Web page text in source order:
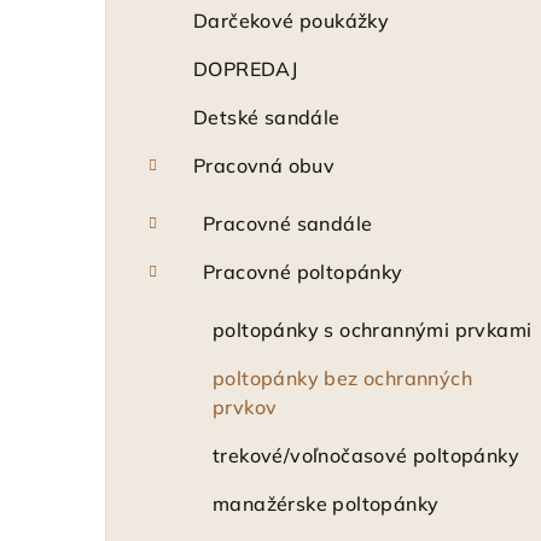
Darčekové poukážky
DOPREDAJ
Detské sandále
Pracovná obuv
Pracovné sandále
Pracovné poltopánky
poltopánky s ochrannými prvkami
poltopánky bez ochranných
prvkov
trekové/voľnočasové poltopánky
manažérske poltopánky